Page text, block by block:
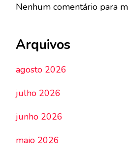
Nenhum comentário para
Arquivos
agosto 2026
julho 2026
junho 2026
maio 2026